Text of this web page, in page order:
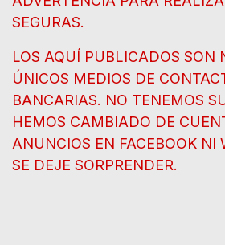
SEGURAS.
LOS AQUÍ PUBLICADOS SON
ÚNICOS MEDIOS DE
BANCARIAS. NO TENEMOS
HEMOS CAMBIADO DE
ANUNCIOS EN FACEBOOK NI
SE DEJE SORPRENDER.